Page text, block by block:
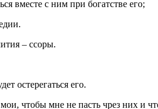
вместе с ним при богатстве его;
– ссоры.
остерегаться его.
чтобы мне не пасть чрез них и